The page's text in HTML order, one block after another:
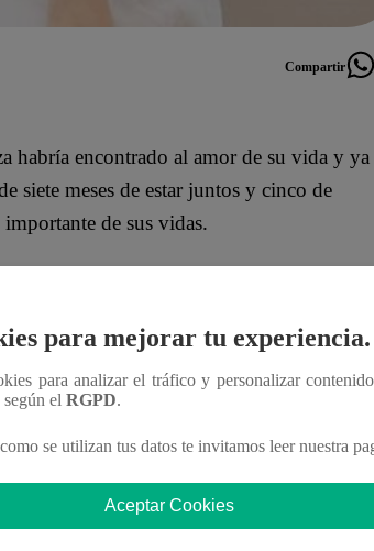
Compartir
habría encontrado al amor de su vida y ya
siete meses de estar juntos y cinco de
de sus vidas.
de acá a 20 o 40 años, vivimos el día a día.
dijo muy emocionada Janet Barboza.
Su nombre es Miguel Bayona y es un
el tema laboral. Sin dudas, ambos se han
para mejorar tu experiencia.
para analizar el tráfico y personalizar
según el RGPD.
se utilizan tus datos te invitamos leer nuestra
Aceptar Cookies